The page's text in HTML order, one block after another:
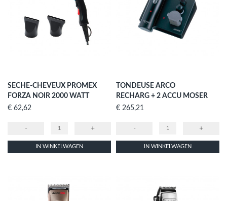
SECHE-CHEVEUX PROMEX
FORZA NOIR 2000 WATT
Prijs
€ 62,62
- +
IN WINKELWAGEN
TONDEUSE ARCO
RECHARG + 2 ACCU MOSER
Prijs
€ 265,21
- +
IN WINKELWAGEN